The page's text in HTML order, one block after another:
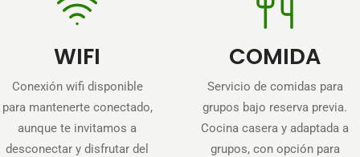
WIFI
Conexión wifi disponible
para mantenerte conectado,
aunque te invitamos a
desconectar y disfrutar del
COMIDA
Servicio de comidas para
grupos bajo reserva previa.
Cocina casera y adaptada a
grupos, con opción para